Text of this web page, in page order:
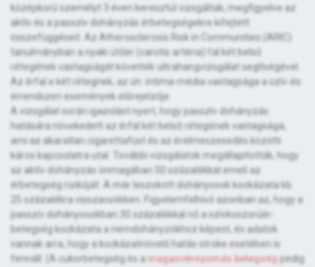
középkorú személyt 3 éven keresztül vizsgáltak, megfigyelve az
aktív és a passzív dohányzás érbetegségekre kifejtett
összefüggéseit. Az Atherosclerosis Risk in Communities (ARIC)
tanulmányban a nyaki ütőér (carotis artéria) fal két belső
rétegének vastagságát követték ultrahangvizsgálat segítségével.
Az érfal e két rétegnek, az ún. intima-média vastagsága a szív-és
érrendszeri események előrejelzője.
A vizsgálat során igazolást nyert, hogy passzív dohányzás
hatására növekedett az érfal két belső rétegének vastagsága,
ami az akaratlan cigarettafüst és az érelmeszesedés közötti
káros kapcsolatra utal. További vizsgálatok megállapították, hogy
az aktív dohányzás önmagában 50 százalékkal emeli az
érbetegség rizikóját. A már leszokott dohányosok kockázata kb.
25 százalékra visszacsökken. Figyelemfelhívó azonban az, hogy a
passzív dohányosokban 30 százalékkal nő a szívkoszorúér-
betegség kockázata a nemdohányzókhoz képest, és adatok
vannak arra, hogy a kockázatnövelő hatás stroke esetében is
fennáll. (A cukorbetegség és amagasvérnyomás betegségpedig